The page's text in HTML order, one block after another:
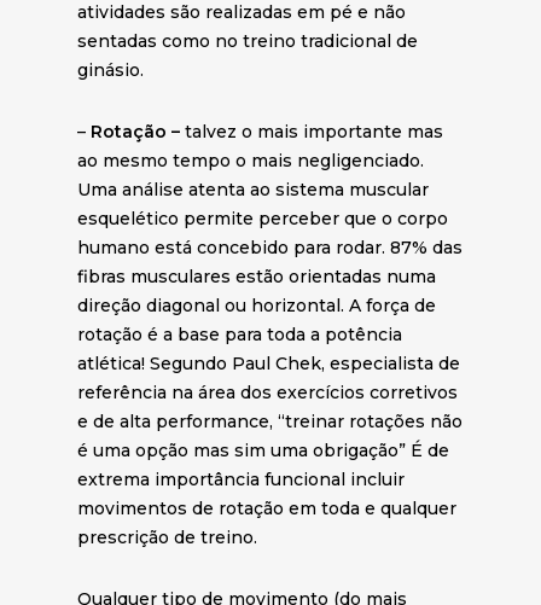
atividades são realizadas em pé e não
sentadas como no treino tradicional de
ginásio.
– Rotação – talvez o mais importante mas
ao mesmo tempo o mais negligenciado.
Uma análise atenta ao sistema muscular
esquelético permite perceber que o corpo
humano está concebido para rodar. 87% das
fibras musculares estão orientadas numa
direção diagonal ou horizontal. A força de
rotação é a base para toda a potência
atlética! Segundo Paul Chek, especialista de
referência na área dos exercícios corretivos
e de alta performance, “treinar rotações não
é uma opção mas sim uma obrigação” É de
extrema importância funcional incluir
movimentos de rotação em toda e qualquer
prescrição de treino.
Qualquer tipo de movimento (do mais